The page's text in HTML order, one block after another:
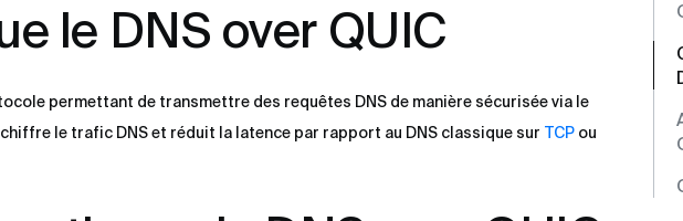
le DNS over QUIC
permettant de transmettre des requêtes DNS de manière sécurisée via le
le trafic DNS et réduit la latence par rapport au DNS classique sur TCP ou